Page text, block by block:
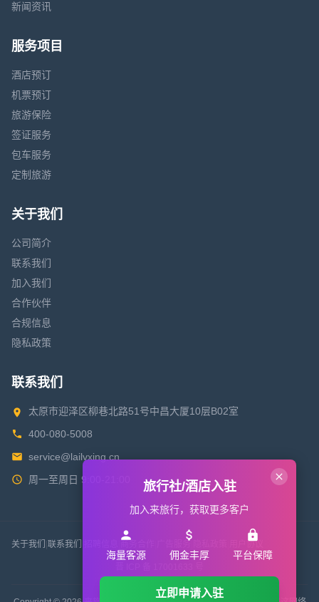
新闻资讯
服务项目
酒店预订
机票预订
旅游保险
签证服务
包车服务
定制旅游
关于我们
公司简介
联系我们
加入我们
合作伙伴
合规信息
隐私政策
联系我们
太原市迎泽区柳巷北路51号中昌大厦10层B02室
400-080-5008
service@lailvxing.cn
周一至周日 9:00-21:00
关于我们 联系我们 用户协议
旅行社/酒店入驻
加入来旅行，获取更多客户
海量客源 佣金丰厚 平台保障
立即申请入驻